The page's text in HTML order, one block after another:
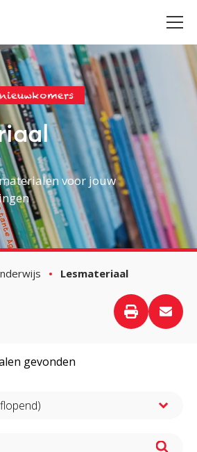
voor jouw
Lesmateriaal
gevonden